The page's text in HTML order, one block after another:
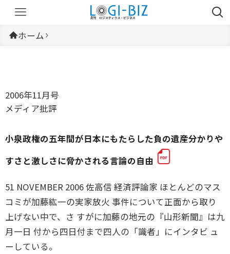
ホーム
2006年11月号
メディア批評
小泉政権の五年間が日本にもたらした負の遺産分かりや
すさと激しさに脅かされる言論の自由
51 NOVEMBER 2006 佐高信 経済評論家 ほとんどのマス
コミが加藤紘一の実家放火 事件について正面から取り
上げない中で、さ すがに加藤の地元の『山形新聞』は九
月一日 付から四日付まで四人の「識者」にインタビ ュ
ーしている。